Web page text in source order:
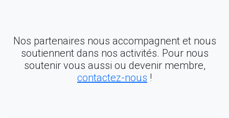
Nos partenaires nous accompagnent et nous
soutiennent dans nos activités. Pour nous
soutenir vous aussi ou devenir membre,
contactez-nous !